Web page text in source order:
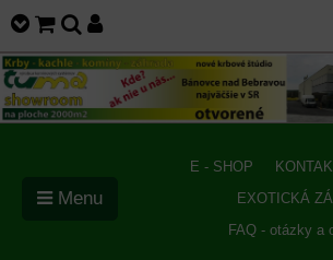
E - SHOP
EXOTICKÁ
FAQ - otázky a
Menu